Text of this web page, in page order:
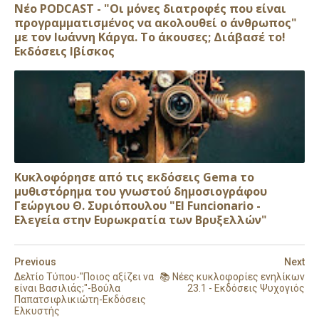
Νέο PODCAST - "Οι μόνες διατροφές που είναι
προγραμματισμένος να ακολουθεί ο άνθρωπος"
με τον Ιωάννη Κάργα. Το άκουσες; Διάβασέ το!
Εκδόσεις Ιβίσκος
Κυκλοφόρησε από τις εκδόσεις Gema το
μυθιστόρημα του γνωστού δημοσιογράφου
Γεώργιου Θ. Συριόπουλου "El Funcionario -
Ελεγεία στην Ευρωκρατία των Βρυξελλών"
Next
📚 Νέες κυκλοφορίες ενηλίκων
23.1 - Εκδόσεις Ψυχογιός
Previous
Δελτίο Τύπου-"Ποιος αξίζει να
είναι Βασιλιάς;"-Βούλα
Παπατσιφλικιώτη-Εκδόσεις
Ελκυστής